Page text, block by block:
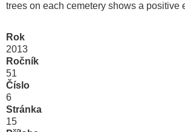
trees on each cemetery shows a positive
Rok
2013
Ročník
51
Číslo
6
Stránka
15